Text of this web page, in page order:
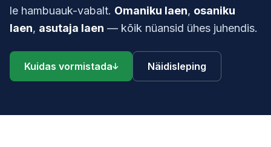
le hambuauk-vabalt. Omaniku laen, osaniku
laen, asutaja laen — kõik nüansid ühes juhendis.
Kuidas vormistada Näidisleping